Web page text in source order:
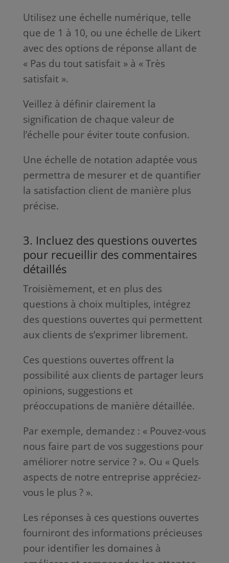
Utilisez une échelle numérique, telle
que de 1 à 10, ou une échelle de Likert
avec des options de réponse allant de
« Pas du tout satisfait » à « Très
satisfait ».
Veillez à définir clairement la
signification de chaque valeur de
l’échelle pour éviter toute confusion.
Une échelle de notation adaptée vous
permettra de mesurer et de quantifier
la satisfaction client de manière plus
précise.
3. Incluez des questions ouvertes
pour recueillir des commentaires
détaillés
Troisièmement, et en plus des
questions à choix multiples, intégrez
des questions ouvertes qui permettent
aux clients de s’exprimer librement.
Ces questions ouvertes offrent la
possibilité aux clients de partager leurs
opinions, suggestions et
préoccupations de manière détaillée.
Par exemple, demandez : « Pouvez-vous
nous faire part de vos suggestions pour
améliorer notre service ? ». Ou « Quels
aspects de notre entreprise appréciez-
vous le plus ? ».
Les réponses à ces questions ouvertes
fourniront des informations précieuses
pour identifier les domaines à